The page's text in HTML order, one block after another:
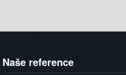
Našereference